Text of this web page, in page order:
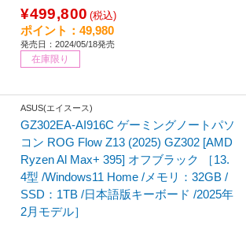
¥499,800 (税込)
ポイント：49,980
発売日：2024/05/18発売
在庫限り
ASUS(エイスース)
GZ302EA-AI916C ゲーミングノートパソ
コン ROG Flow Z13 (2025) GZ302 [AMD
Ryzen Al Max+ 395] オフブラック ［13.
4型 /Windows11 Home /メモリ：32GB /
SSD：1TB /日本語版キーボード /2025年
2月モデル］